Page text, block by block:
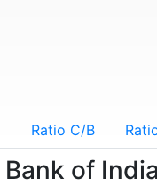
Ratio C/B
of